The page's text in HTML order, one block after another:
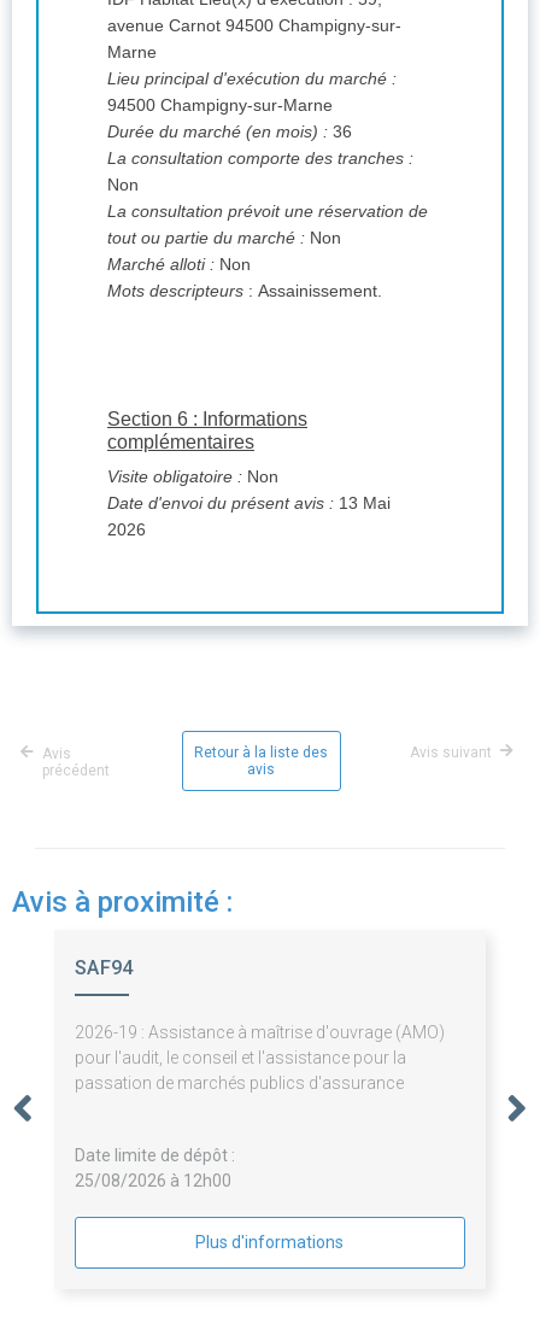
avenue Carnot 94500 Champigny-sur-
Marne
Lieu principal d'exécution du marché :
94500 Champigny-sur-Marne
Durée du marché (en mois) : 36
La consultation comporte des tranches :
Non
La consultation prévoit une réservation de
tout ou partie du marché : Non
Marché alloti : Non
Mots descripteurs : Assainissement.
Section 6 : Informations
complémentaires
Visite obligatoire : Non
Date d'envoi du présent avis : 13 Mai
2026
Avis
précédent
Retour à la liste des
avis
Avis suivant
Avis à proximité :
SAF94
2026-19 : Assistance à maîtrise d'ouvrage (AMO)
pour l'audit, le conseil et l'assistance pour la
passation de marchés publics d'assurance
Date limite de dépôt :
25/08/2026 à 12h00
Plus d'informations